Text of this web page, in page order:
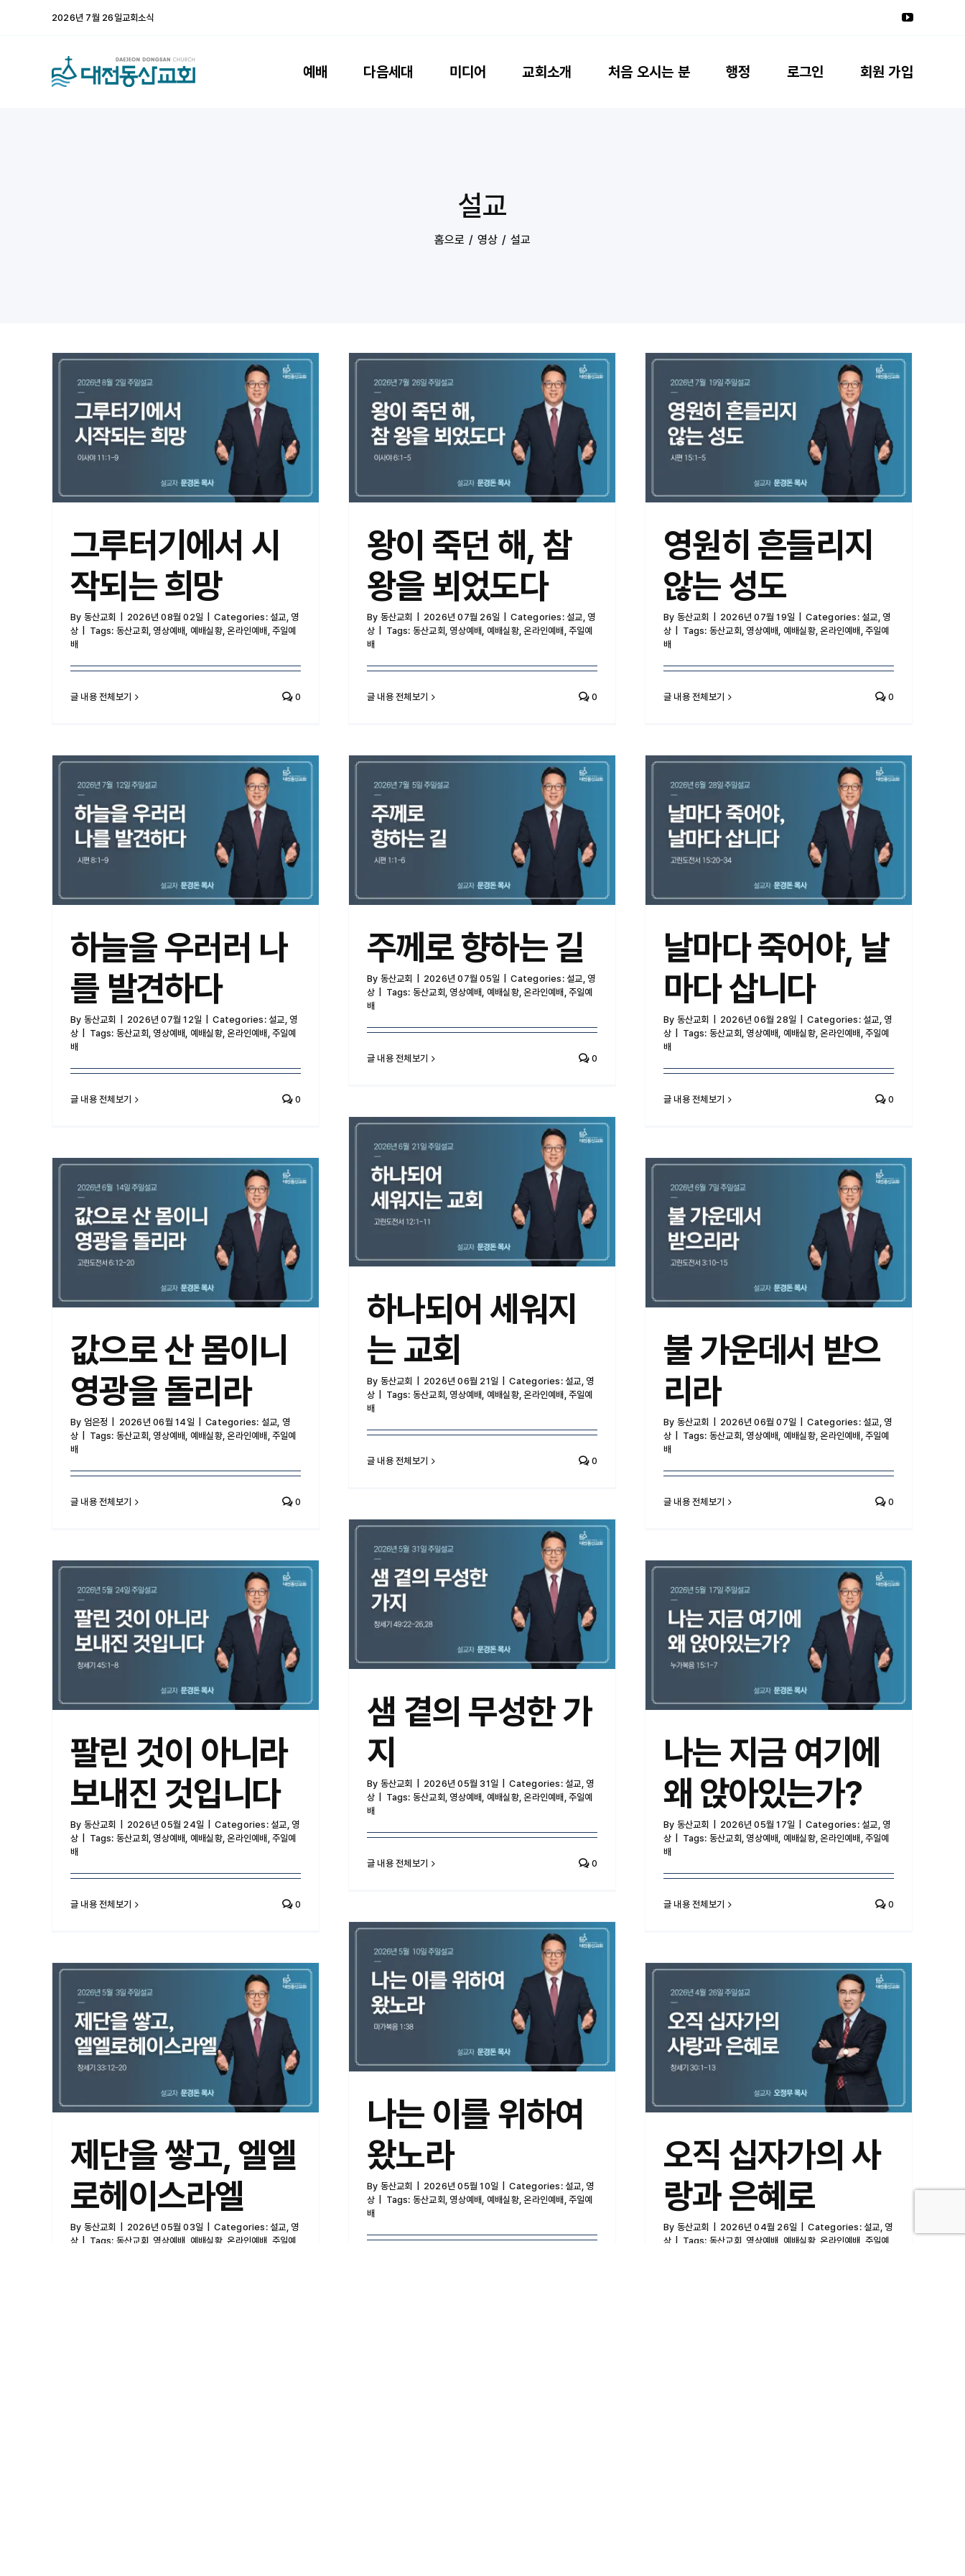
2026년 7월 26일교회소식
예배 다음세대 미디어 교회소개 처음 오시는 분 행정 로그인 회원 가입
설교
홈으로 영상 설교
그루터기에서 시작되는 희망
그루터기에서 시
작되는 희망
By 동산교회 2026년 08월 02일 Categories: 설교, 영
상
Tags: 동산교회 , 영상예배 , 예배실황,온라인예배 , 주일예
배
글 내용 전체보기 0
왕이 죽던 해, 참 왕을 뵈었도다
왕이 죽던 해, 참
왕을 뵈었도다
By 동산교회 2026년 07월 26일 Categories: 설교, 영
상
Tags: 동산교회 , 영상예배 , 예배실황,온라인예배 , 주일예
배
글 내용 전체보기 0
영원히 흔들리지 않는 성도
영원히 흔들리지
않는 성도
By 동산교회 2026년 07월 19일 Categories: 설교, 영
상
Tags: 동산교회 , 영상예배 , 예배실황,온라인예배 , 주일예
배
글 내용 전체보기 0
하늘을 우러러 나를 발견하다
하늘을 우러러 나
를 발견하다
By 동산교회 2026년 07월 12일 Categories: 설교, 영
상
Tags: 동산교회 , 영상예배 , 예배실황,온라인예배 , 주일예
배
글 내용 전체보기 0
주께로 향하는 길
주께로 향하는 길
By 동산교회 2026년 07월 05일 Categories: 설교, 영
상
Tags: 동산교회 , 영상예배 , 예배실황,온라인예배 , 주일예
배
글 내용 전체보기 0
날마다 죽어야, 날마다 삽니다
날마다 죽어야, 날
마다 삽니다
By 동산교회 2026년 06월 28일 Categories: 설교, 영
상
Tags: 동산교회 , 영상예배 , 예배실황,온라인예배 , 주일예
배
글 내용 전체보기 0
하나되어 세워지는 교회
하나되어 세워지
는 교회
By 동산교회 2026년 06월 21일 Categories: 설교, 영
상
Tags: 동산교회 , 영상예배 , 예배실황,온라인예배 , 주일예
배
글 내용 전체보기 0
값으로 산 몸이니 영광을 돌리라
값으로 산 몸이니
영광을 돌리라
By 엄은정 2026년 06월 14일 Categories: 설교, 영
상
Tags: 동산교회 , 영상예배 , 예배실황,온라인예배 , 주일예
배
글 내용 전체보기 0
불 가운데서 받으리라
불 가운데서 받으
리라
By 동산교회 2026년 06월 07일 Categories: 설교, 영
상
Tags: 동산교회 , 영상예배 , 예배실황,온라인예배 , 주일예
배
글 내용 전체보기 0
샘 곁의 무성한 가지
샘 곁의 무성한 가
지
By 동산교회 2026년 05월 31일 Categories: 설교, 영
상
Tags: 동산교회 , 영상예배 , 예배실황,온라인예배 , 주일예
배
글 내용 전체보기 0
팔린 것이 아니라 보내진 것입니다
팔린 것이 아니라
보내진 것입니다
By 동산교회 2026년 05월 24일 Categories: 설교, 영
상
Tags: 동산교회 , 영상예배 , 예배실황,온라인예배 , 주일예
배
글 내용 전체보기 0
나는 지금 여기에 왜 앉아있는가?
나는 지금 여기에
왜 앉아있는가?
By 동산교회 2026년 05월 17일 Categories: 설교, 영
상
Tags: 동산교회 , 영상예배 , 예배실황,온라인예배 , 주일예
배
글 내용 전체보기 0
나는 이를 위하여 왔노라
나는 이를 위하여
왔노라
By 동산교회 2026년 05월 10일 Categories: 설교, 영
상
Tags: 동산교회 , 영상예배 , 예배실황,온라인예배 , 주일예
배
제단을 쌓고, 엘엘로헤이스라엘
제단을 쌓고, 엘엘
로헤이스라엘
By 동산교회 2026년 05월 03일 Categories: 설교, 영
상 | Tags: 동산교회, 영상예배 예배실황,온라인예배 주일예
오직 십자가의 사랑과 은혜로
오직 십자가의 사
랑과 은혜로
By 동산교회 2026년 04월 26일 Categories: 설교, 영
상 | Tags: 동산교회, 영상예배 예배실황,온라인예배 주일예